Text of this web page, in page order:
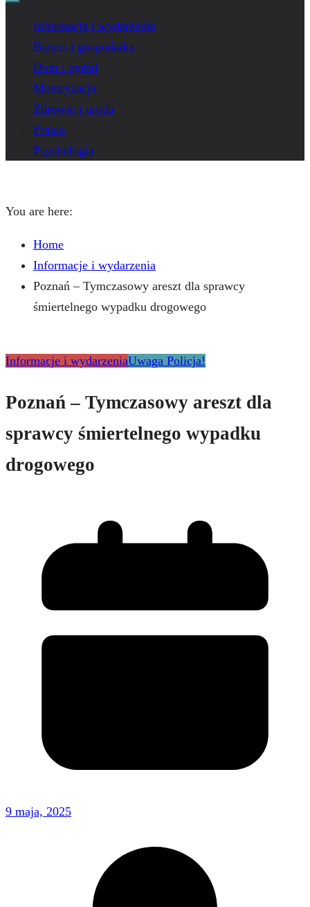
Informacje i wydarzenia
Biznes i gospodarka
Dom i ogród
Motoryzacja
Zdrowie i uroda
Prawo
Psychologia
You are here:
Home
Informacje i wydarzenia
Poznań – Tymczasowy areszt dla sprawcy
śmiertelnego wypadku drogowego
Informacje i wydarzeniaUwaga Policja!
Poznań – Tymczasowy areszt dla
sprawcy śmiertelnego wypadku
drogowego
9 maja, 2025